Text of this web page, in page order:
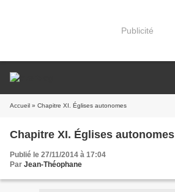
Publicité
Accueil » Chapitre XI. Églises autonomes
Chapitre XI. Églises autonomes
Publié le 27/11/2014 à 17:04
Par Jean-Théophane